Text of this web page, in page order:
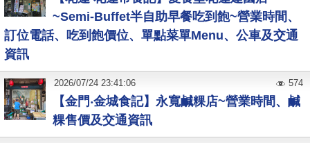
~Semi-Buffet半自助早餐吃到飽~營業時間、
訂位電話、吃到飽價位、單點菜單Menu、公車及交通
資訊
【金門‧金城食記】永寬鹹粿店~營業時間、鹹
粿售價及交通資訊
2026/07/24 23:41:06 574